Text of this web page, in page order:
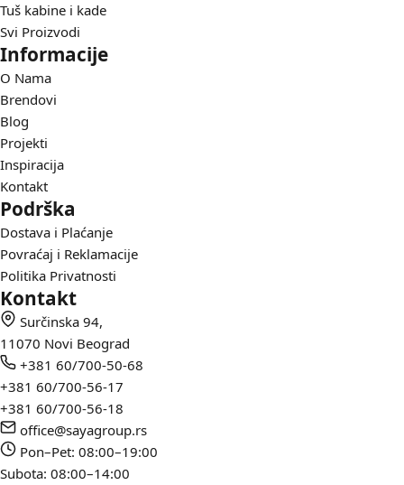
Tuš kabine i kade
Svi Proizvodi
Informacije
O Nama
Brendovi
Blog
Projekti
Inspiracija
Kontakt
Podrška
Dostava i Plaćanje
Povraćaj i Reklamacije
Politika Privatnosti
Kontakt
Surčinska 94,
11070 Novi Beograd
+381 60/700-50-68
+381 60/700-56-17
+381 60/700-56-18
office@sayagroup.rs
Pon–Pet: 08:00–19:00
Subota: 08:00–14:00